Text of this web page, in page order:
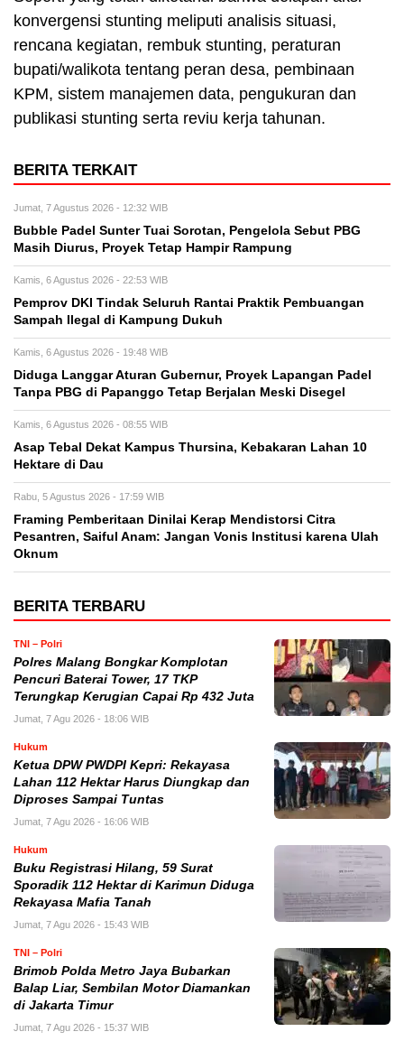
konvergensi stunting meliputi analisis situasi,
rencana kegiatan, rembuk stunting, peraturan
bupati/walikota tentang peran desa, pembinaan
KPM, sistem manajemen data, pengukuran dan
publikasi stunting serta reviu kerja tahunan.
BERITA TERKAIT
Jumat, 7 Agustus 2026 - 12:32 WIB
Bubble Padel Sunter Tuai Sorotan, Pengelola Sebut PBG
Masih Diurus, Proyek Tetap Hampir Rampung
Kamis, 6 Agustus 2026 - 22:53 WIB
Pemprov DKI Tindak Seluruh Rantai Praktik Pembuangan
Sampah Ilegal di Kampung Dukuh
Kamis, 6 Agustus 2026 - 19:48 WIB
Diduga Langgar Aturan Gubernur, Proyek Lapangan Padel
Tanpa PBG di Papanggo Tetap Berjalan Meski Disegel
Kamis, 6 Agustus 2026 - 08:55 WIB
Asap Tebal Dekat Kampus Thursina, Kebakaran Lahan 10
Hektare di Dau
Rabu, 5 Agustus 2026 - 17:59 WIB
Framing Pemberitaan Dinilai Kerap Mendistorsi Citra
Pesantren, Saiful Anam: Jangan Vonis Institusi karena Ulah
Oknum
BERITA TERBARU
TNI – Polri
Polres Malang Bongkar Komplotan
Pencuri Baterai Tower, 17 TKP
Terungkap Kerugian Capai Rp 432 Juta
Jumat, 7 Agu 2026 - 18:06 WIB
Hukum
Ketua DPW PWDPI Kepri: Rekayasa
Lahan 112 Hektar Harus Diungkap dan
Diproses Sampai Tuntas
Jumat, 7 Agu 2026 - 16:06 WIB
Hukum
Buku Registrasi Hilang, 59 Surat
Sporadik 112 Hektar di Karimun Diduga
Rekayasa Mafia Tanah
Jumat, 7 Agu 2026 - 15:43 WIB
TNI – Polri
Brimob Polda Metro Jaya Bubarkan
Balap Liar, Sembilan Motor Diamankan
di Jakarta Timur
Jumat, 7 Agu 2026 - 15:37 WIB